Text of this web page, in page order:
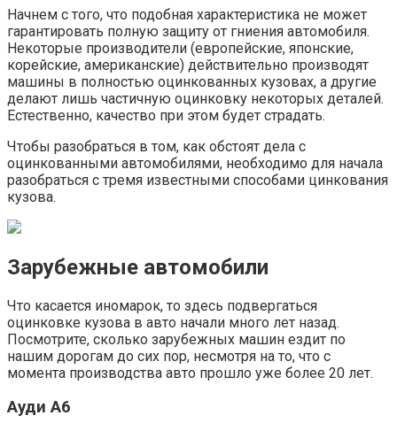
Начнем с того, что подобная характеристика не может
гарантировать полную защиту от гниения автомобиля.
Некоторые производители (европейские, японские,
корейские, американские) действительно производят
машины в полностью оцинкованных кузовах, а другие
делают лишь частичную оцинковку некоторых деталей.
Естественно, качество при этом будет страдать.
Чтобы разобраться в том, как обстоят дела с
оцинкованными автомобилями, необходимо для начала
разобраться с тремя известными способами цинкования
кузова.
Зарубежные автомобили
Что касается иномарок, то здесь подвергаться
оцинковке кузова в авто начали много лет назад.
Посмотрите, сколько зарубежных машин ездит по
нашим дорогам до сих пор, несмотря на то, что с
момента производства авто прошло уже более 20 лет.
Ауди А6